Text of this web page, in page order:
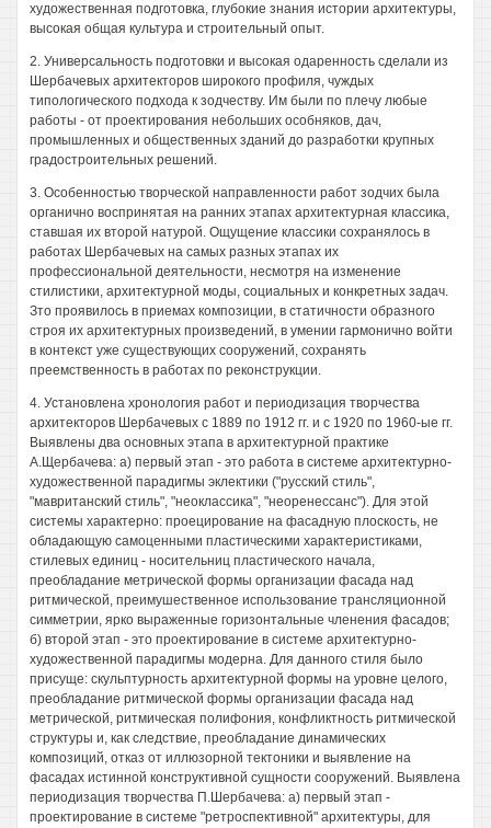
художественная подготовка, глубокие знания истории архитектуры,
высокая общая культура и строительный опыт.
2. Универсальность подготовки и высокая одаренность сделали из
Шербачевых архитекторов широкого профиля, чуждых
типологического подхода к зодчеству. Им были по плечу любые
работы - от проектирования небольших особняков, дач,
промышленных и общественных зданий до разработки крупных
градостроительных решений.
3. Особенностью творческой направленности работ зодчих была
органично воспринятая на ранних этапах архитектурная классика,
ставшая их второй натурой. Ощущение классики сохранялось в
работах Шербачевых на самых разных этапах их
профессиональной деятельности, несмотря на изменение
стилистики, архитектурной моды, социальных и конкретных задач.
Зто проявилось в приемах композиции, в статичности образного
строя их архитектурных произведений, в умении гармонично войти
в контекст уже существующих сооружений, сохранять
преемственность в работах по реконструкции.
4. Установлена хронология работ и периодизация творчества
архитекторов Шербачевых с 1889 по 1912 гг. и с 1920 по 1960-ые гг.
Выявлены два основных этапа в архитектурной практике
А.Щербачева: а) первый этап - это работа в системе архитектурно-
художественной парадигмы эклектики ("русский стиль",
"мавританский стиль", "неоклассика", "неоренессанс"). Для этой
системы характерно: проецирование на фасадную плоскость, не
обладающую самоценными пластическими характеристиками,
стилевых единиц - носительниц пластического начала,
преобладание метрической формы организации фасада над
ритмической, преимушественное использование трансляционной
симметрии, ярко выраженные горизонтальные членения фасадов;
б) второй этап - это проектирование в системе архитектурно-
художественной парадигмы модерна. Для данного стиля было
присуще: скульптурность архитектурной формы на уровне целого,
преобладание ритмической формы организации фасада над
метрической, ритмическая полифония, конфликтность ритмической
структуры и, как следствие, преобладание динамических
композиций, отказ от иллюзорной тектоники и выявление на
фасадах истинной конструктивной сущности сооружений. Выявлена
периодизация творчества П.Шербачева: а) первый этап -
проектирование в системе "ретроспективной" архитектуры, для